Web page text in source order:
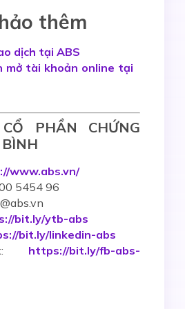
thêm
dịch tại ABS
mở tài khoản online tại
PHẦN CHỨNG
www.abs.vn/
5454 96
bit.ly/ytb-abs
bit.ly/linkedin-abs
https://bit.ly/fb-abs-